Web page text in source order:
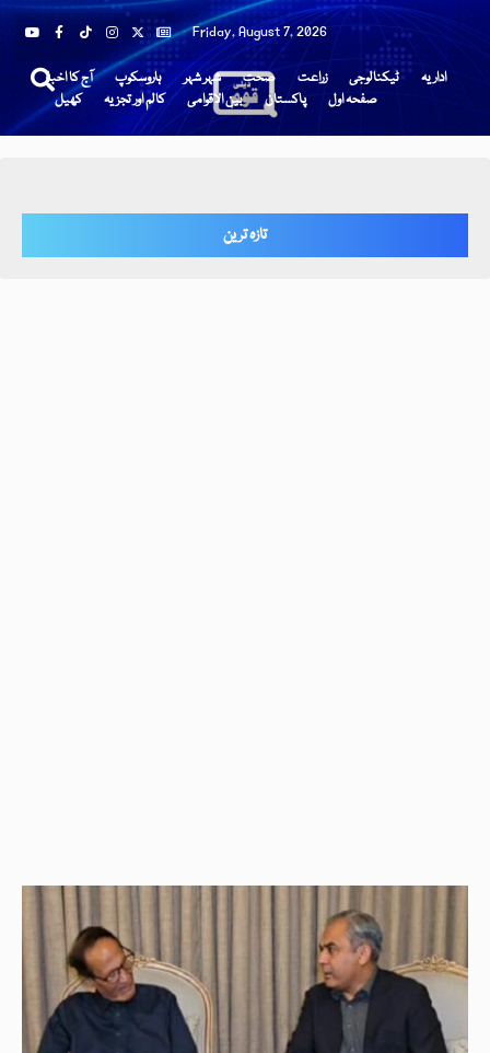
Friday, August 7, 2026
آج کا اخبار ہاروسکوپ شہر شہر صحت زراعت ٹیکنالوجی
اداریہ
کھیل
کالم اور تجزیہ بین الاقوامی پاکستان صفحہ اول
تازہ ترین